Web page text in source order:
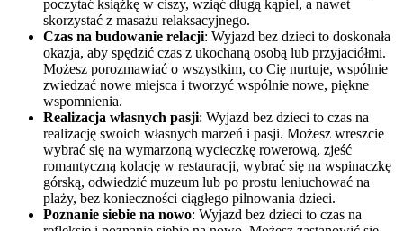
poczytać książkę w ciszy, wziąć długą kąpiel, a nawet
skorzystać z masażu relaksacyjnego.
Czas na budowanie relacji: Wyjazd bez dzieci to doskonała
okazja, aby spędzić czas z ukochaną osobą lub przyjaciółmi.
Możesz porozmawiać o wszystkim, co Cię nurtuje, wspólnie
zwiedzać nowe miejsca i tworzyć wspólnie nowe, piękne
wspomnienia.
Realizacja własnych pasji: Wyjazd bez dzieci to czas na
realizację swoich własnych marzeń i pasji. Możesz wreszcie
wybrać się na wymarzoną wycieczkę rowerową, zjeść
romantyczną kolację w restauracji, wybrać się na wspinaczkę
górską, odwiedzić muzeum lub po prostu leniuchować na
plaży, bez konieczności ciągłego pilnowania dzieci.
Poznanie siebie na nowo: Wyjazd bez dzieci to czas na